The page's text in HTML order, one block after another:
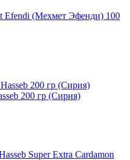
Efendi (Мехмет Эфенди) 100
200 гр (Сирия)